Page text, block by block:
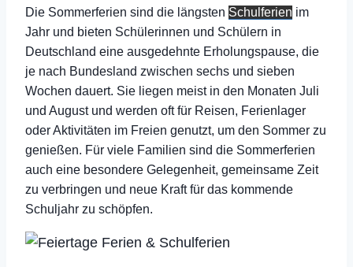
Die Sommerferien sind die längsten Schulferien im
Jahr und bieten Schülerinnen und Schülern in
Deutschland eine ausgedehnte Erholungspause, die
je nach Bundesland zwischen sechs und sieben
Wochen dauert. Sie liegen meist in den Monaten Juli
und August und werden oft für Reisen, Ferienlager
oder Aktivitäten im Freien genutzt, um den Sommer zu
genießen. Für viele Familien sind die Sommerferien
auch eine besondere Gelegenheit, gemeinsame Zeit
zu verbringen und neue Kraft für das kommende
Schuljahr zu schöpfen.